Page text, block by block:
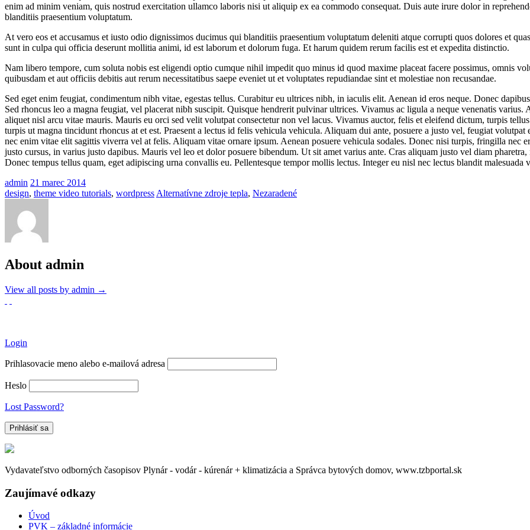
enim ad minim veniam, quis nostrud exercitation ullamco laboris nisi ut aliquip ex ea commodo consequat. Duis aute irure dolor in
blanditiis praesentium voluptatum.
At vero eos et accusamus et iusto odio dignissimos ducimus qui blanditiis praesentium voluptatum deleniti atque corrupti quos dolores et
sunt in culpa qui officia deserunt mollitia animi, id est laborum et dolorum fuga. Et harum quidem rerum facilis est et expedita distinctio.
Nam libero tempore, cum soluta nobis est eligendi optio cumque nihil impedit quo minus id quod maxime placeat facere possimus, omnis
quibusdam et aut officiis debitis aut rerum necessitatibus saepe eveniet ut et voluptates repudiandae sint et molestiae non recusandae.
Sed eget enim feugiat, condimentum nibh vitae, egestas tellus. Curabitur eu ultrices nibh, in iaculis elit. Aenean id eros neque. Donec
Sed rhoncus leo a magna feugiat, vel placerat nibh suscipit. Quisque hendrerit pulvinar ultrices. Vivamus ac ligula a neque venenatis
aliquet nisl arcu vitae mauris. Mauris eu orci sed velit volutpat consectetur non vel lacus. Vivamus auctor, felis et eleifend dictum, turpis
turpis ut magna tincidunt rhoncus at et est. Praesent a lectus id felis vehicula vehicula. Aliquam dui ante, posuere a justo vel, feugiat
nec enim vitae elit sagittis viverra vel at felis. Aliquam vitae ornare ipsum. Aenean posuere vehicula sodales. Donec nisi turpis, fringilla nec
justo cursus, in varius justo dapibus. Mauris vel leo et dolor posuere bibendum. Ut sit amet varius ante. Cras aliquam justo vel diam
Donec tempus tellus quam, eget adipiscing urna convallis eu. Pellentesque tempor mollis lectus. Integer eu nisl nec lectus blandit
admin 21 marec 2014
design, theme video tutorials, wordpress Alternatívne zdroje tepla, Nezaradené
About admin
View all posts by admin →
Login
Prihlasovacie meno alebo e-mailová adresa
Heslo
Lost Password?
Vydavateľstvo odborných časopisov Plynár - vodár - kúrenár + klimatizácia a Správca bytových domov, www.tzbportal.sk
Zaujímavé odkazy
Úvod
PVK – základné informácie